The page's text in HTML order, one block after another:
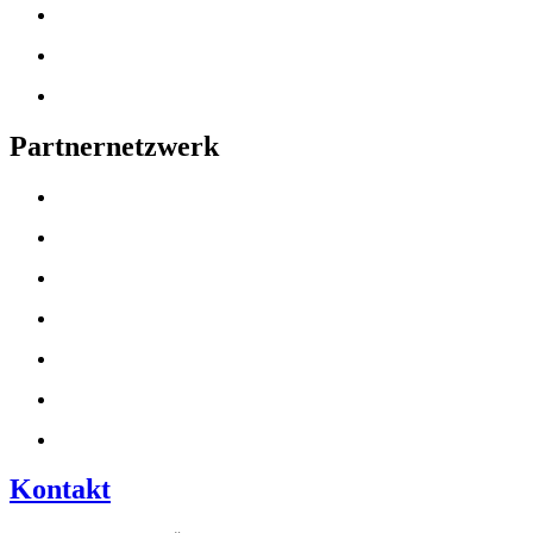
Partnernetzwerk
Kontakt